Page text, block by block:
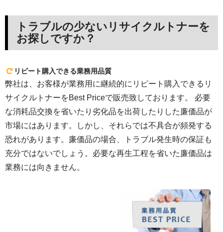
トラブルの少ないリサイクルトナーを
お探しですか？
リピート購入できる業務用品質
弊社は、お客様が業務用に継続的にリピート購入できるリ
サイクルトナーをBest Priceで販売致しております。 必要
な消耗品交換を省いたり劣化品を出荷したりした廉価品が
市場にはあります。しかし、それらでは不具合が頻発する
恐れがあります。廉価品の場合、トラブル発生時の保証も
充分ではないでしょう。必要な再生工程を省いた廉価品は
業務には向きません。